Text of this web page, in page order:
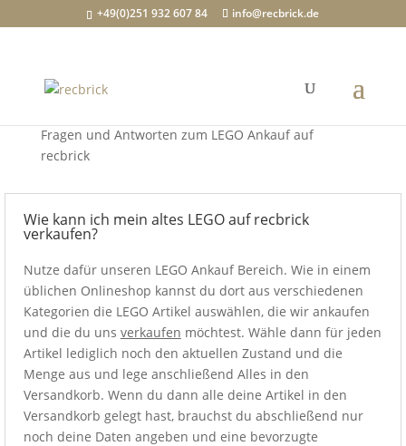
+49(0)251 932 607 84 info@recbrick.de
FAQ zu
Fragen und Antworten zum LEGO Ankauf auf
recbrick
Wie kann ich mein altes LEGO auf recbrick
verkaufen?
Nutze dafür unseren LEGO Ankauf Bereich. Wie in einem
üblichen Onlineshop kannst du dort aus verschiedenen
Kategorien die LEGO Artikel auswählen, die wir ankaufen
und die du uns verkaufen möchtest. Wähle dann für jeden
Artikel lediglich noch den aktuellen Zustand und die
Menge aus und lege anschließend Alles in den
Versandkorb. Wenn du dann alle deine Artikel in den
Versandkorb gelegt hast, brauchst du abschließend nur
noch deine Daten angeben und eine bevorzugte